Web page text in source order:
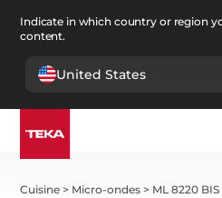
Indicate in which country or region
content.
United States
Cuisine > Micro-ondes > ML 8220 BIS